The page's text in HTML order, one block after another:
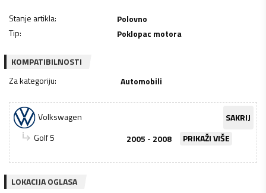
Stanje artikla:
Polovno
Tip: Poklopac motora
KOMPATIBILNOSTI
Za kategoriju: Automobili
Volkswagen
SAKRIJ
Golf 5
2005 - 2008 PRIKAŽI VIŠE
LOKACIJA OGLASA